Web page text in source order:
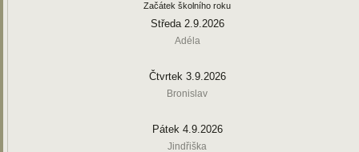
Začátek školního roku
Středa 2.9.2026
Adéla
Čtvrtek 3.9.2026
Bronislav
Pátek 4.9.2026
Jindřiška